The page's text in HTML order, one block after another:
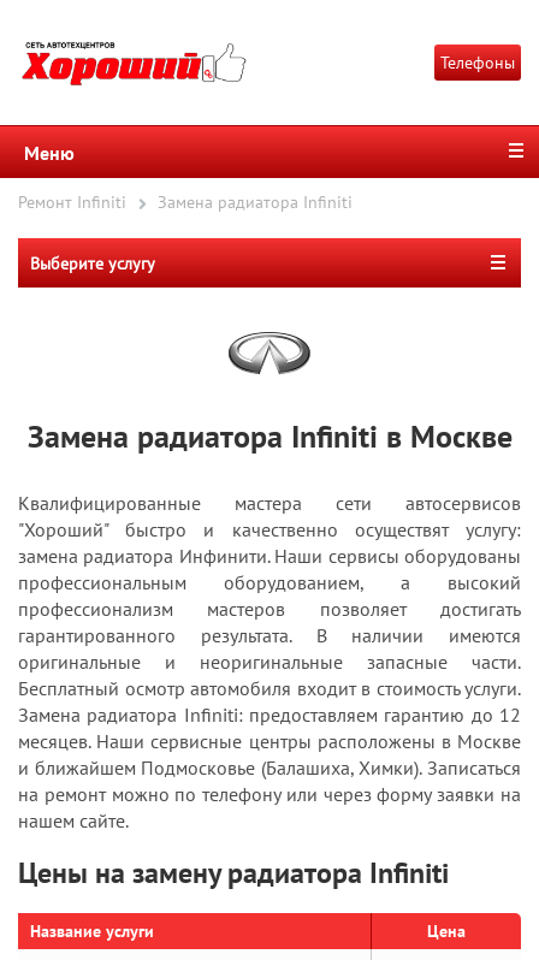
Телефоны
Меню
Ремонт Infiniti Замена радиатора Infiniti
Выберите услугу
Замена радиатора Infiniti в Москве
Квалифицированные мастера сети автосервисов
"Хороший" быстро и качественно осуществят услугу:
замена радиатора Инфинити. Наши сервисы оборудованы
профессиональным оборудованием, а высокий
профессионализм мастеров позволяет достигать
гарантированного результата. В наличии имеются
оригинальные и неоригинальные запасные части.
Бесплатный осмотр автомобиля входит в стоимость услуги.
Замена радиатора Infiniti: предоставляем гарантию до 12
месяцев. Наши сервисные центры расположены в Москве
и ближайшем Подмосковье (Балашиха, Химки). Записаться
на ремонт можно по телефону или через форму заявки на
нашем сайте.
Цены на замену радиатора Infiniti
Название услуги
Цена